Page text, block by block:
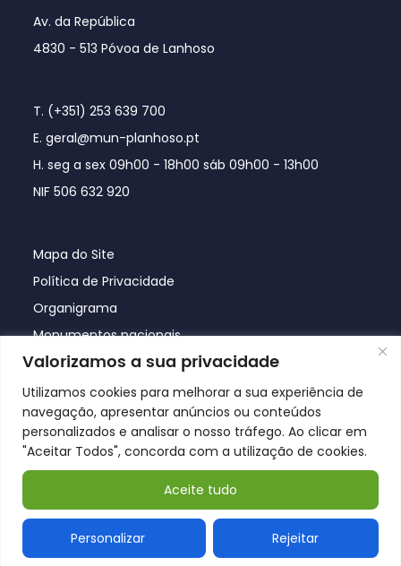
Valorizamos a sua privacidade
Utilizamos cookies para melhorar a sua experiência de
navegação, apresentar anúncios ou conteúdos
personalizados e analisar o nosso tráfego. Ao clicar em
"Aceitar Todos", concorda com a utilização de cookies.
Personalizar Rejeitar
Aceite tudo
Av. da República
4830 - 513 Póvoa de Lanhoso
T. (+351) 253 639 700
E. geral@mun-planhoso.pt
H. seg a sex 09h00 - 18h00 sáb 09h00 - 13h00
NIF 506 632 920
Mapa do Site
Política de Privacidade
Organigrama
Monumentos nacionais
© Póvoa de Lanhoso 2026